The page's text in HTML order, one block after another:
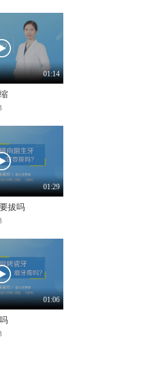
01:14
01:29
拔吗
01:06